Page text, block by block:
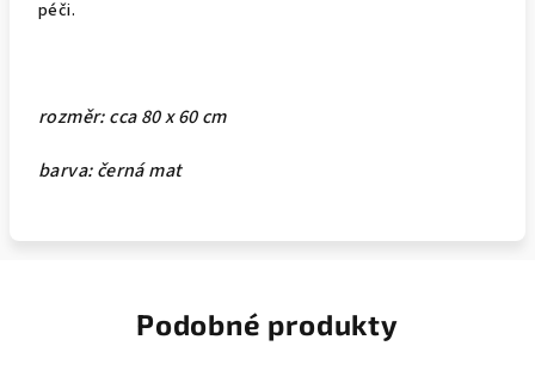
péči.
rozměr: cca 80 x 60 cm
barva: černá mat
Podobné produkty